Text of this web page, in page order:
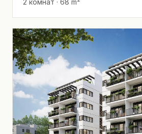
2 комнат · 68 m²